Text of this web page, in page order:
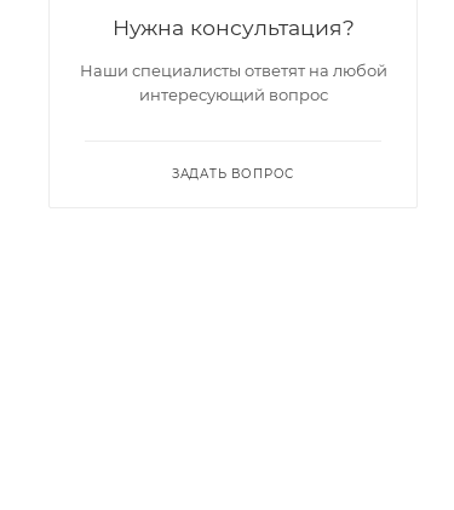
Нужна консультация?
Наши специалисты ответят на любой
интересующий вопрос
ЗАДАТЬ ВОПРОС